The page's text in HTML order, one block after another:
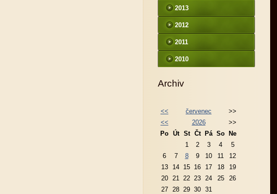
2013
2012
2011
2010
Archiv
<< červenec
>>
<<
2026
>>
Po Út St Čt Pá So
Ne
1
2 3 4
5
6
7 8 9 10 11
12
13
14 15 16 17 18
19
20
21 22 23 24 25
26
27
28 29 30 31